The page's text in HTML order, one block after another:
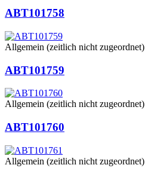
ABT101758
Allgemein (zeitlich nicht zugeordnet)
ABT101759
Allgemein (zeitlich nicht zugeordnet)
ABT101760
Allgemein (zeitlich nicht zugeordnet)